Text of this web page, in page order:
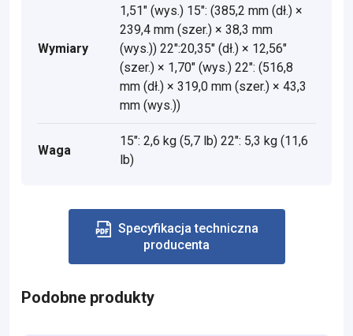
Wymiary
1,51" (wys.) 15": (385,2 mm (dł.) ×
239,4 mm (szer.) × 38,3 mm
(wys.)) 22":20,35" (dł.) × 12,56"
(szer.) × 1,70" (wys.) 22": (516,8
mm (dł.) × 319,0 mm (szer.) × 43,3
mm (wys.))
Waga
15": 2,6 kg (5,7 lb) 22": 5,3 kg (11,6
lb)
Specyfikacja techniczna
producenta
Podobne produkty